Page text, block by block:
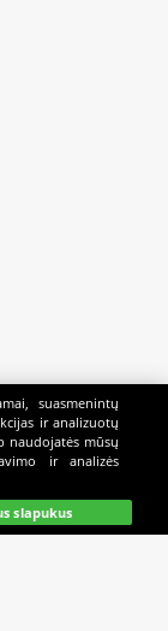
Kazino
suasmenintų
ir analizuotų
naudojatės mūsų
ir analizės
slapukus